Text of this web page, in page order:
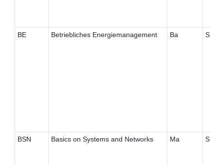
BE Betriebliches Energiemanagement Ba S
BSN Basics on Systems and Networks Ma S